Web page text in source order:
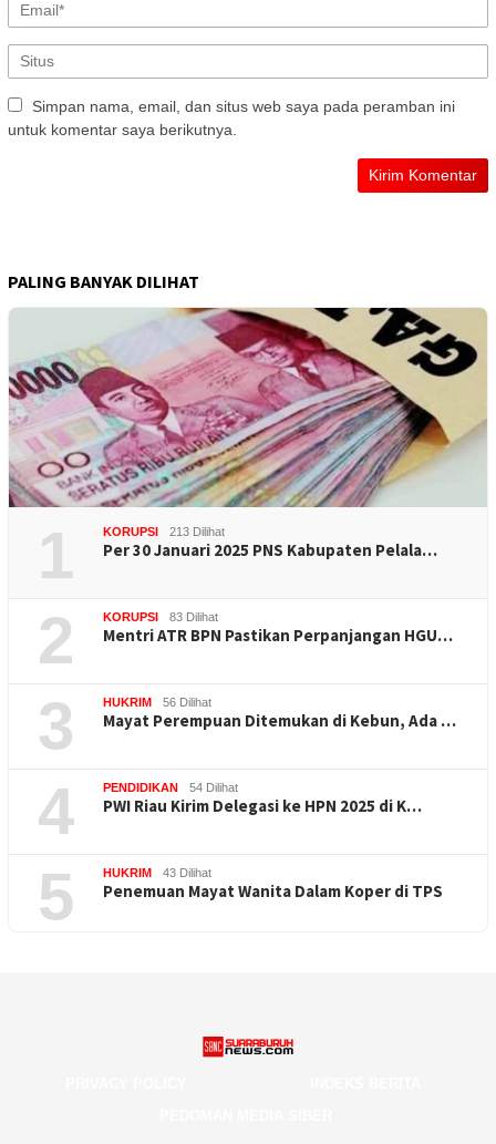
Simpan nama, email, dan situs web saya pada peramban ini
untuk komentar saya berikutnya.
PALING BANYAK DILIHAT
1 KORUPSI 213 Dilihat
Per 30 Januari 2025 PNS Kabupaten Pelala…
2 KORUPSI 83 Dilihat
Mentri ATR BPN Pastikan Perpanjangan HGU…
3 HUKRIM 56 Dilihat
Mayat Perempuan Ditemukan di Kebun, Ada …
4 PENDIDIKAN 54 Dilihat
PWI Riau Kirim Delegasi ke HPN 2025 di K…
5 HUKRIM 43 Dilihat
Penemuan Mayat Wanita Dalam Koper di TPS